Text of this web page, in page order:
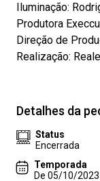
Iluminação:
Produtora
Direção de
Realização:
Detalhes da
Status
Encerrada
Temporada
De 05/10/